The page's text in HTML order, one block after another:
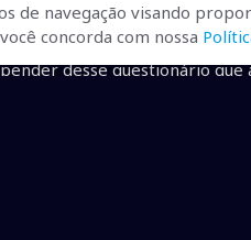
pagas. “É possível fazer
desse questionário que
de navegação visando
concorda com nossa